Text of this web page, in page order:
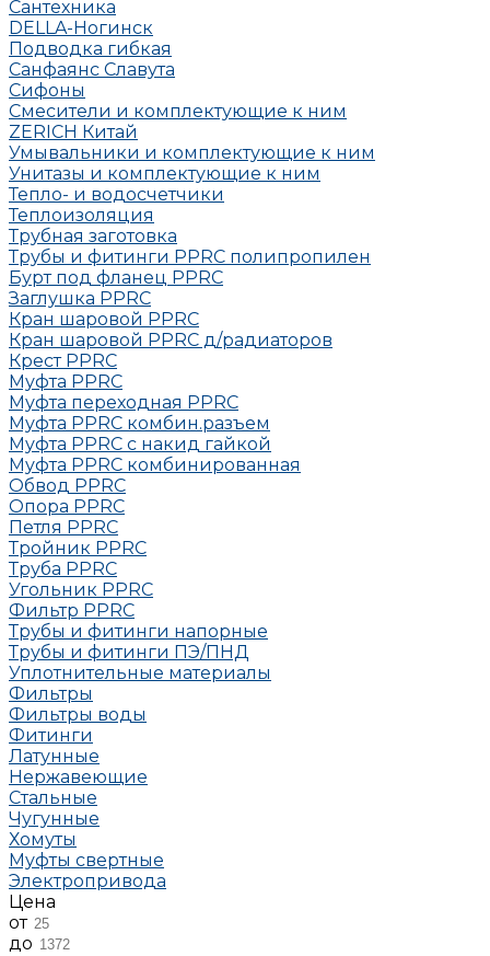
Сантехника
DELLA-Ногинск
Подводка гибкая
Санфаянс Славута
Сифоны
Смесители и комплектующие к ним
ZERICH Китай
Умывальники и комплектующие к ним
Унитазы и комплектующие к ним
Тепло- и водосчетчики
Теплоизоляция
Трубная заготовка
Трубы и фитинги PPRC полипропилен
Бурт под фланец РРRC
Заглушка РРRC
Кран шаровой PPRC
Кран шаровой PPRC д/радиаторов
Крест PPRC
Муфта PPRC
Муфта переходная PPRC
Муфта РРRC комбин.разъем
Муфта PPRC с накид гайкой
Муфта РРRC комбинированная
Обвод РРRC
Опора РРRC
Петля РРRC
Тройник РРRC
Труба РРRC
Угольник РРRC
Фильтр PPRC
Трубы и фитинги напорные
Трубы и фитинги ПЭ/ПНД
Уплотнительные материалы
Фильтры
Фильтры воды
Фитинги
Латунные
Нержавеющие
Стальные
Чугунные
Хомуты
Муфты свертные
Электропривода
Цена
от
до